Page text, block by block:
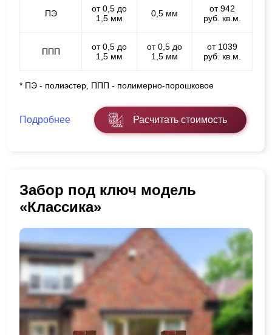
ПЭ
от 0,5 до
1,5 мм
0,5 мм
от 942
руб. кв.м.
ППП
от 0,5 до
1,5 мм
от 0,5 до
1,5 мм
от 1039
руб. кв.м.
* ПЭ - полиэстер, ППП - полимерно-порошковое
Подробнее Расчитать стоимость
Забор под ключ модель
«Классика»